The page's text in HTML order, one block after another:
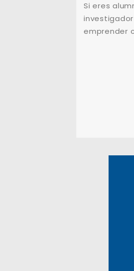
Si eres
investigador
emprender